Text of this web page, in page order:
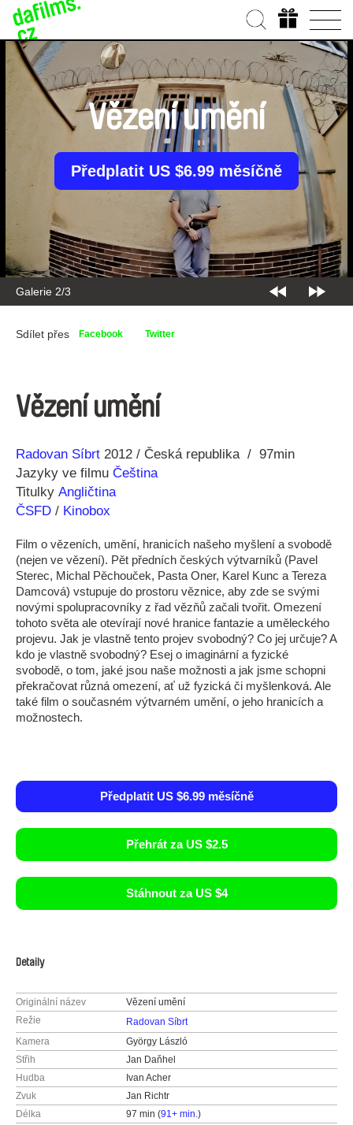
Galerie 3/3
Vězení umění
Předplatit US $6.99 měsíčně
Sdílet přes Facebook Twitter
Vězení umění
Režie
Radovan Síbrt
Rok 2012 Česká republika
97min
Jazyky ve filmu Čeština
Titulky Angličtina
ČSFD / Kinobox
Film o vězeních, umění, hranicích našeho myšlení a svobodě
(nejen ve vězení). Pět předních českých výtvarníků (Pavel
Sterec, Michal Pěchouček, Pasta Oner, Karel Kunc a Tereza
Damcová) vstupuje do prostoru věznice, aby zde se svými
novými spolupracovníky z řad vězňů začali tvořit. Omezení
tohoto světa ale otevírají nové hranice fantazie a uměleckého
projevu. Jak je vlastně tento projev svobodný? Co jej určuje? A
kdo je vlastně svobodný? Esej o imaginární a fyzické
svobodě, o tom, jaké jsou naše možnosti a jak jsme schopni
překračovat různá omezení, ať už fyzická či myšlenková. Ale
také film o současném výtvarném umění, o jeho hranicích a
možnostech.
Předplatit US $6.99 měsíčně
Přehrát za US $2.5
Stáhnout za US $4
Detaily
Originální název
Vězení umění
Režie
Radovan Síbrt
Kamera
György László
Střih
Jan Daňhel
Hudba
Ivan Acher
Zvuk
Jan Richtr
Délka
97 min (91+ min.)